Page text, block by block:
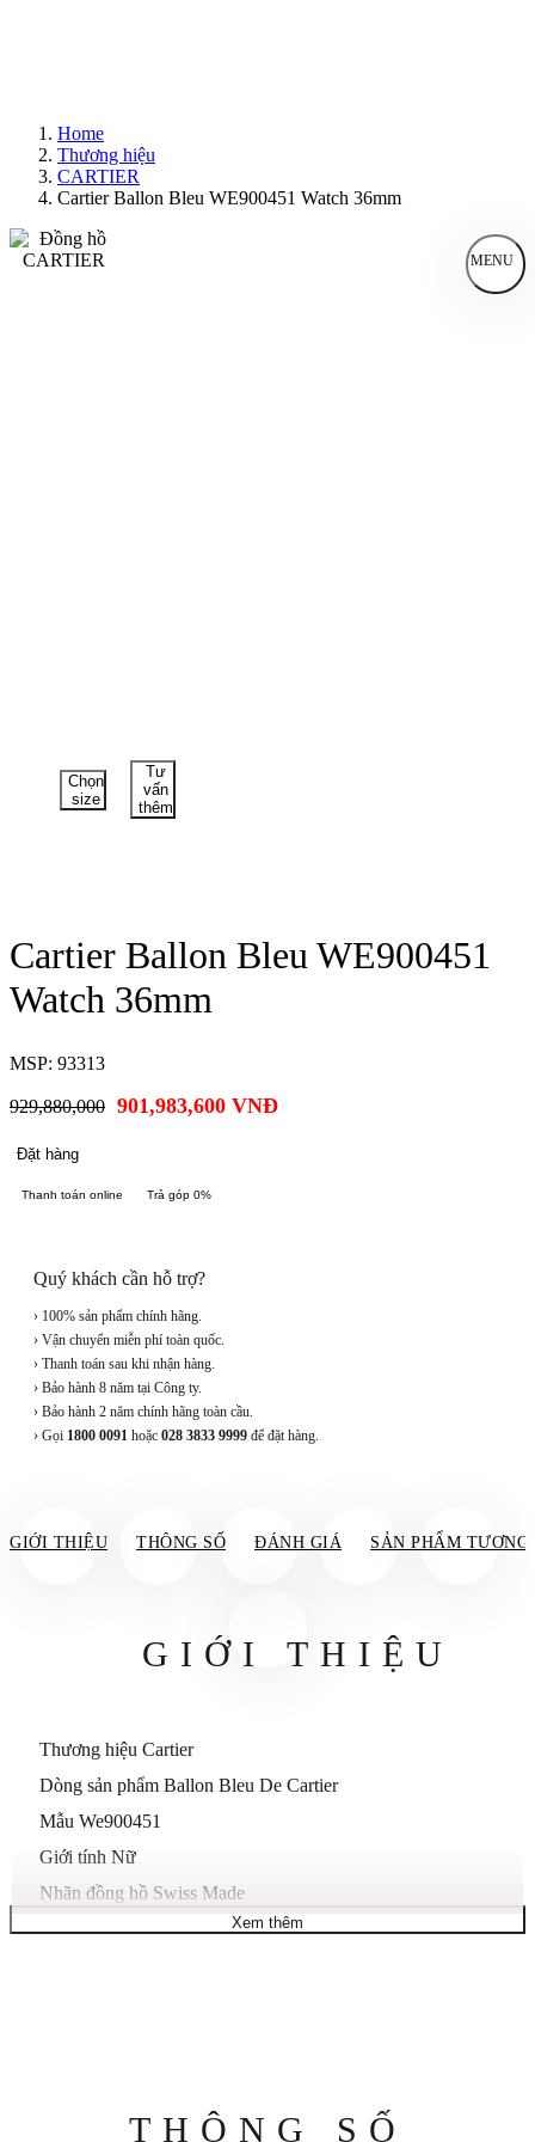
Home
Thương hiệu
CARTIER
Cartier Ballon Bleu WE900451 Watch 36mm
MENU
Chọn
size
Tư
vấn
thêm
Cartier Ballon Bleu WE900451
Watch 36mm
MSP: 93313
929,880,000 901,983,600 VNĐ
Đặt hàng
Thanh toán online Trả góp 0%
Quý khách cần hỗ trợ?
› 100% sản phẩm chính hãng.
› Vận chuyển miễn phí toàn quốc.
› Thanh toán sau khi nhận hàng.
› Bảo hành 8 năm tại Công ty.
› Bảo hành 2 năm chính hãng toàn cầu.
› Gọi 1800 0091 hoặc 028 3833 9999 để đặt hàng.
GIỚI THIỆU THÔNG SỐ ĐÁNH GIÁ SẢN PHẨM TƯƠNG
GIỚI THIỆU
Thương hiệu Cartier
Dòng sản phẩm Ballon Bleu De Cartier
Mẫu We900451
Giới tính Nữ
Nhãn đồng hồ Swiss Made
Chuyển động tự động
Xem thêm
THÔNG SỐ